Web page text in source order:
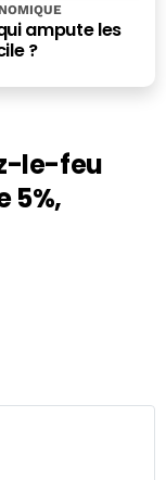
ampute les
?
le-feu
5%,